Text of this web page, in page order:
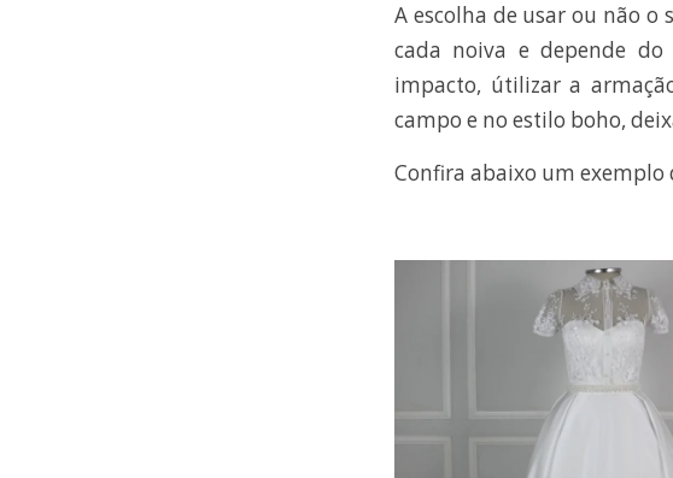
A escolha de usar ou não
cada noiva e depende
impacto, útilizar a
campo e no estilo boho,
Confira abaixo um exemplo